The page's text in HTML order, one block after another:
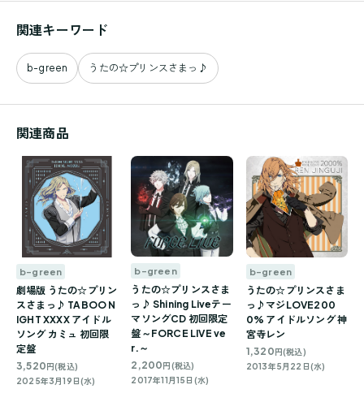
関連キーワード
b-green うたの☆プリンスさまっ♪
関連商品
b-green
劇場版 うたの☆プリン
スさまっ♪ TABOO N
IGHT XXXX アイドル
ソング カミュ 初回限
定盤
3,520 円(税込)
2025年3月19日(水)
b-green
うたの☆プリンスさま
っ♪ Shining Liveテー
マソングCD 初回限定
盤～FORCE LIVE ve
r.～
2,200円(税込)
2017年11月15日(水)
b-green
うたの☆プリンスさま
っ♪マジLOVE200
0% アイドルソング 神
宮寺レン
1,320 円(税込)
2013年5月22日(水)